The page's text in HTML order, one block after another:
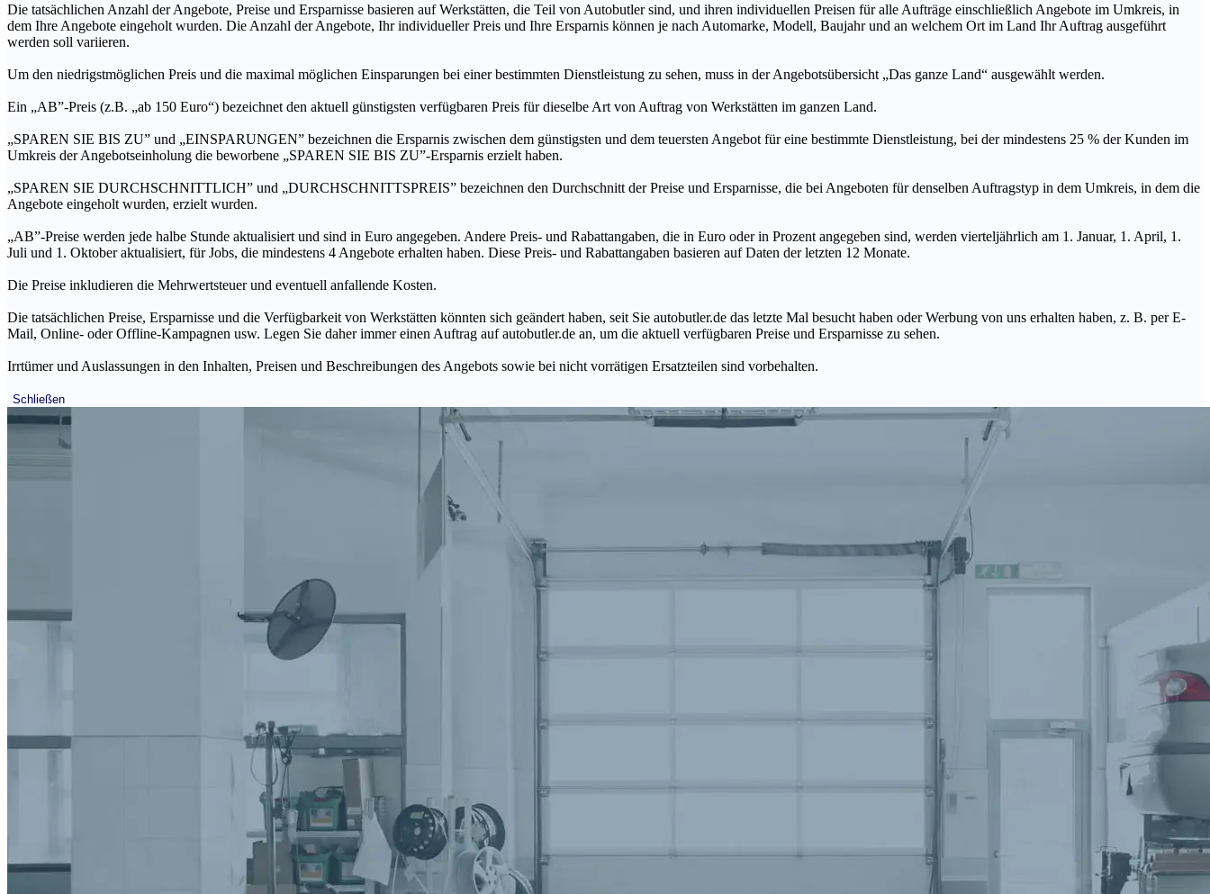
Die tatsächlichen Anzahl der Angebote, Preise und Ersparnisse basieren auf Werkstätten, die Teil von Autobutler sind, und ihren individuellen Preisen für alle Aufträge einschließlich Angebote im Umkreis, in
dem Ihre Angebote eingeholt wurden. Die Anzahl der Angebote, Ihr individueller Preis und Ihre Ersparnis können je nach Automarke, Modell, Baujahr und an welchem Ort im Land Ihr Auftrag ausgeführt
werden soll variieren.
Um den niedrigstmöglichen Preis und die maximal möglichen Einsparungen bei einer bestimmten Dienstleistung zu sehen, muss in der Angebotsübersicht „Das ganze Land“ ausgewählt werden.
Ein „AB”-Preis (z.B. „ab 150 Euro“) bezeichnet den aktuell günstigsten verfügbaren Preis für dieselbe Art von Auftrag von Werkstätten im ganzen Land.
„SPAREN SIE BIS ZU” und „EINSPARUNGEN” bezeichnen die Ersparnis zwischen dem günstigsten und dem teuersten Angebot für eine bestimmte Dienstleistung, bei der mindestens 25 % der Kunden im
Umkreis der Angebotseinholung die beworbene „SPAREN SIE BIS ZU”-Ersparnis erzielt haben.
„SPAREN SIE DURCHSCHNITTLICH” und „DURCHSCHNITTSPREIS” bezeichnen den Durchschnitt der Preise und Ersparnisse, die bei Angeboten für denselben Auftragstyp in dem Umkreis, in dem die
Angebote eingeholt wurden, erzielt wurden.
„AB”-Preise werden jede halbe Stunde aktualisiert und sind in Euro angegeben. Andere Preis- und Rabattangaben, die in Euro oder in Prozent angegeben sind, werden vierteljährlich am 1. Januar, 1. April, 1.
Juli und 1. Oktober aktualisiert, für Jobs, die mindestens 4 Angebote erhalten haben. Diese Preis- und Rabattangaben basieren auf Daten der letzten 12 Monate.
Die Preise inkludieren die Mehrwertsteuer und eventuell anfallende Kosten.
Die tatsächlichen Preise, Ersparnisse und die Verfügbarkeit von Werkstätten könnten sich geändert haben, seit Sie autobutler.de das letzte Mal besucht haben oder Werbung von uns erhalten haben, z. B. per E-
Mail, Online- oder Offline-Kampagnen usw. Legen Sie daher immer einen Auftrag auf autobutler.de an, um die aktuell verfügbaren Preise und Ersparnisse zu sehen.
Irrtümer und Auslassungen in den Inhalten, Preisen und Beschreibungen des Angebots sowie bei nicht vorrätigen Ersatzteilen sind vorbehalten.
Schließen